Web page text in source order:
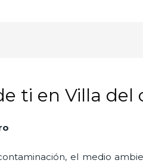
ti en Villa del
el medio